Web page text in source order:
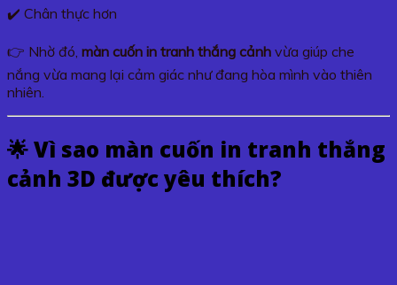
✔️ Chân thực hơn
👉 Nhờ đó, màn cuốn in tranh thắng cảnh vừa giúp che
nắng vừa mang lại cảm giác như đang hòa mình vào thiên
nhiên.
🌟 Vì sao màn cuốn in tranh thắng
cảnh 3D được yêu thích?